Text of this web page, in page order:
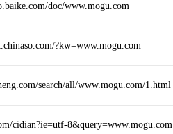
doc/www.mogu.com
?kw=www.mogu.com
search/all/www.mogu.com/1.html
cidian?ie=utf-8&query=www.mogu.com